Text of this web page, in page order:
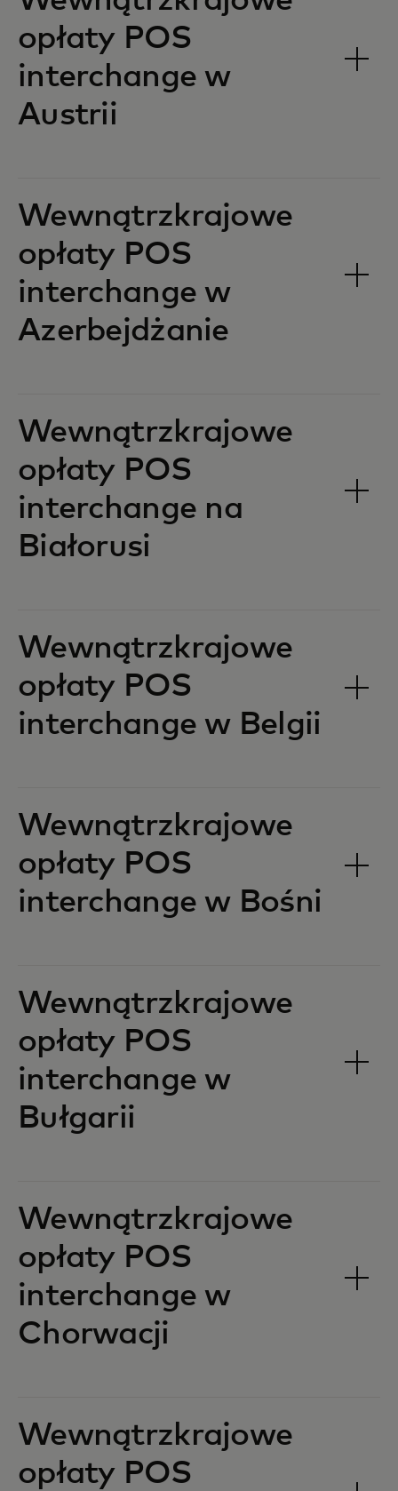
opłaty POS
interchange w
Austrii‎‎
Wewnątrzkrajowe
opłaty POS
interchange w
Azerbejdżanie‎‎
Wewnątrzkrajowe
opłaty POS
interchange na
Białorusi‎‎
Wewnątrzkrajowe
opłaty POS
interchange w Belgii‎‎
Wewnątrzkrajowe
opłaty POS
interchange w Bośni‎‎
Wewnątrzkrajowe
opłaty POS
interchange w
Bułgarii‎‎
Wewnątrzkrajowe
opłaty POS
interchange w
Chorwacji‎‎
Wewnątrzkrajowe
opłaty POS